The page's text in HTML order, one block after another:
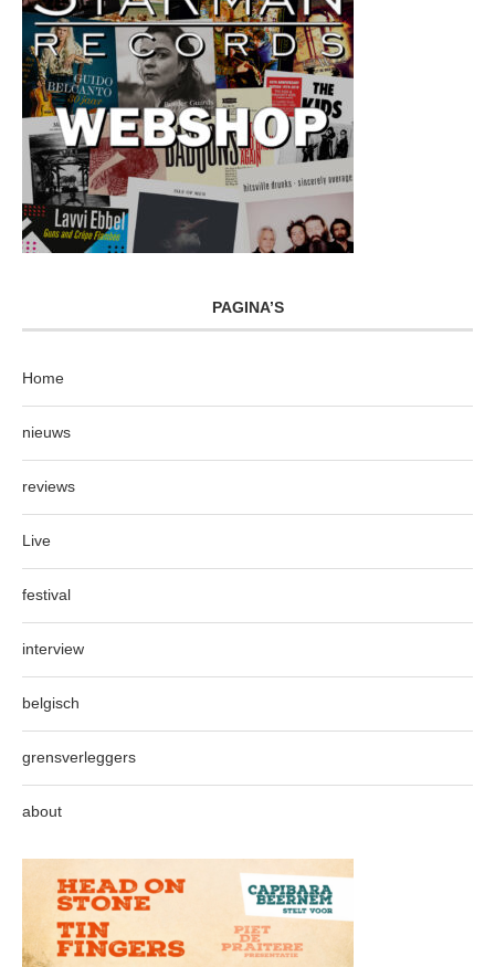
PAGINA’S
Home
nieuws
reviews
Live
festival
interview
belgisch
grensverleggers
about